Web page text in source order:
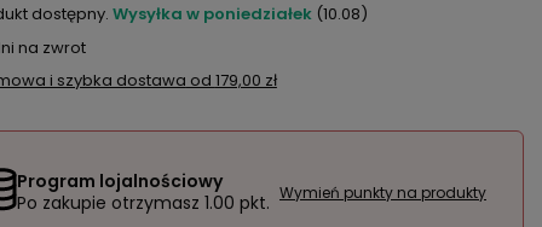
dostępny Wysyłka w poniedziałek (10.08)
na zwrot
i szybka dostawa od 179,00 zł
Program lojalnościowy
Po zakupie otrzymasz 1.00 pkt. Wymień punkty na produkty